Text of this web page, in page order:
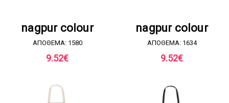
nagpur colour
ΑΠΟΘΕΜΑ: 1580
9.52€
nagpur colour
ΑΠΟΘΕΜΑ: 1634
9.52€